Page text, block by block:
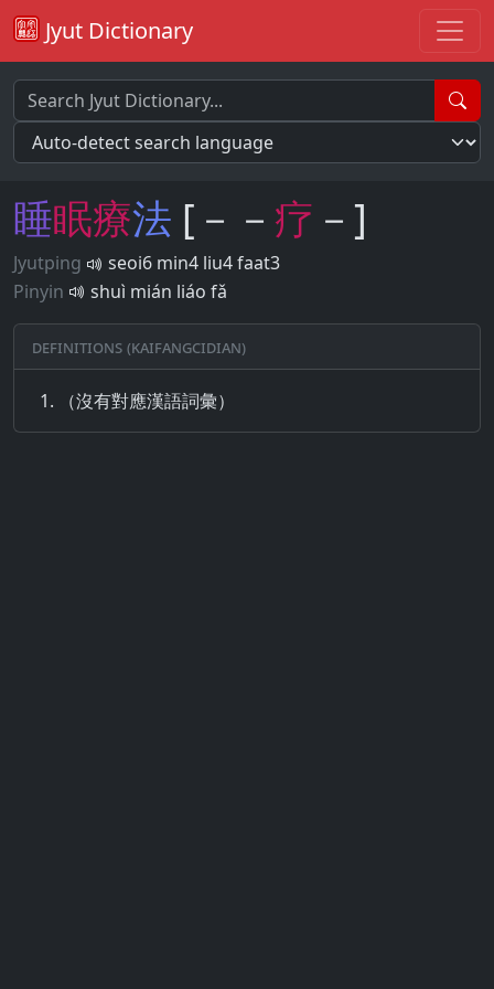
Jyut Dictionary
睡眠療法 [－－ 疗 －]
Jyutping
seoi6 min4 liu4 faat3
Pinyin
shuì mián liáo fǎ
Definitions (Kaifangcidian)
（沒有對應漢語詞彙）